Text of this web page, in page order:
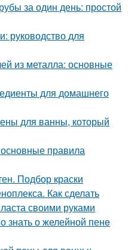
за один день: простой
руководство для
из металла: основные
для домашнего
для ванны, который
правила
Подбор краски
Как сделать
своими руками
знать о желейной пенe